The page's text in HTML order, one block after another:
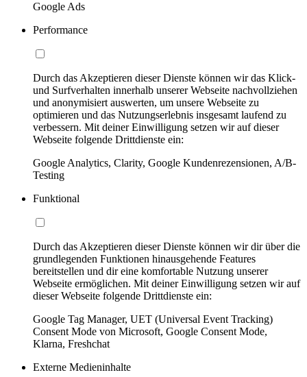
Google Ads
Performance
Durch das Akzeptieren dieser Dienste können wir das Klick-
und Surfverhalten innerhalb unserer Webseite nachvollziehen
und anonymisiert auswerten, um unsere Webseite zu
optimieren und das Nutzungserlebnis insgesamt laufend zu
verbessern. Mit deiner Einwilligung setzen wir auf dieser
Webseite folgende Drittdienste ein:
Google Analytics, Clarity, Google Kundenrezensionen, A/B-
Testing
Funktional
Durch das Akzeptieren dieser Dienste können wir dir über die
grundlegenden Funktionen hinausgehende Features
bereitstellen und dir eine komfortable Nutzung unserer
Webseite ermöglichen. Mit deiner Einwilligung setzen wir auf
dieser Webseite folgende Drittdienste ein:
Google Tag Manager, UET (Universal Event Tracking)
Consent Mode von Microsoft, Google Consent Mode,
Klarna, Freshchat
Externe Medieninhalte